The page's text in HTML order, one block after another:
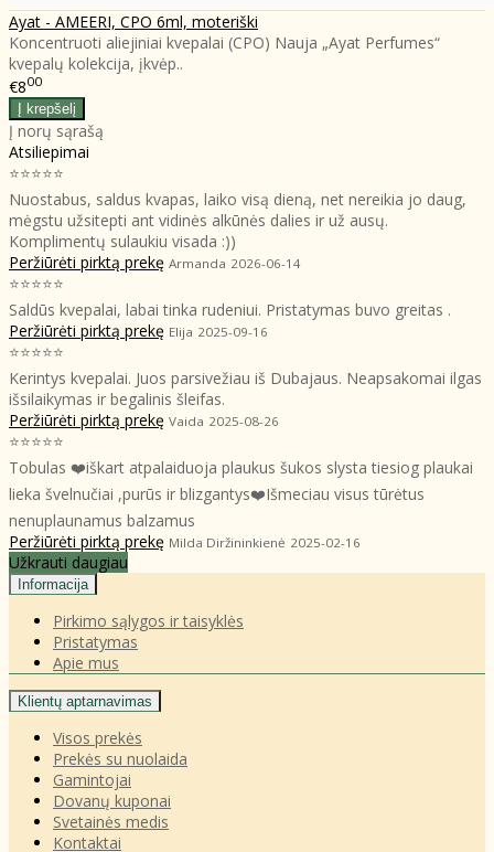
Ayat - AMEERI, CPO 6ml, moteriški
Koncentruoti aliejiniai kvepalai (CPO) Nauja „Ayat Perfumes“
kvepalų kolekcija, įkvėp..
€800
Į norų sąrašą
Atsiliepimai
⭐⭐⭐⭐⭐
Nuostabus, saldus kvapas, laiko visą dieną, net nereikia jo daug,
mėgstu užsitepti ant vidinės alkūnės dalies ir už ausų.
Komplimentų sulaukiu visada :))
Peržiūrėti pirktą prekę Armanda 2026-06-14
⭐⭐⭐⭐⭐
Saldūs kvepalai, labai tinka rudeniui. Pristatymas buvo greitas .
Peržiūrėti pirktą prekę Elija 2025-09-16
⭐⭐⭐⭐⭐
Kerintys kvepalai. Juos parsivežiau iš Dubajaus. Neapsakomai ilgas
išsilaikymas ir begalinis šleifas.
Peržiūrėti pirktą prekę Vaida 2025-08-26
⭐⭐⭐⭐⭐
Tobulas ❤️iškart atpalaiduoja plaukus šukos slysta tiesiog plaukai
lieka švelnučiai ,purūs ir blizgantys❤️Išmeciau visus tūrėtus
nenuplaunamus balzamus
Peržiūrėti pirktą prekę Milda Diržininkienė 2025-02-16
Užkrauti daugiau
Informacija
Pirkimo sąlygos ir taisyklės
Pristatymas
Apie mus
Klientų aptarnavimas
Visos prekės
Prekės su nuolaida
Gamintojai
Dovanų kuponai
Svetainės medis
Kontaktai